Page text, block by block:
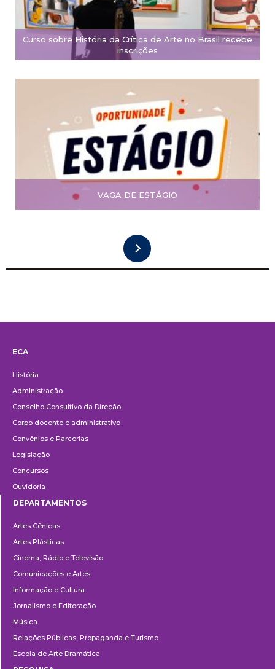
Curso sobre História da Crítica de Arte no Brasil recebe
inscrições
VAGA DE ESTÁGIO
ECA
História
Administração
Conselho Consultivo da Direção
Corpo docente e administrativo
Convênios e Parcerias
Legislação
Concursos
Ouvidoria
DEPARTAMENTOS
Artes Cênicas
Artes Plásticas
Cinema, Rádio e Televisão
Comunicações e Artes
Informação e Cultura
Jornalismo e Editoração
Música
Relações Públicas, Propaganda e Turismo
Escola de Arte Dramática